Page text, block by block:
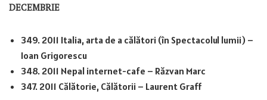
DECEMBRIE
349. 2011 Italia, arta de a călători (în Spectacolul lumii) –
Ioan Grigorescu
348. 2011 Nepal internet-cafe – Răzvan Marc
347. 2011 Călătorie, Călătorii – Laurent Graff